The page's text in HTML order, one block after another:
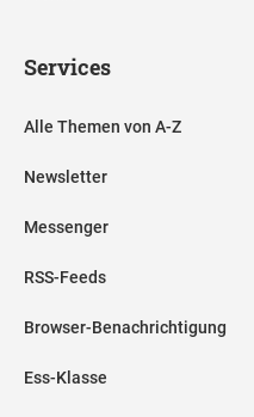
Services
Alle Themen von A-Z
Newsletter
Messenger
RSS-Feeds
Browser-Benachrichtigung
Ess-Klasse